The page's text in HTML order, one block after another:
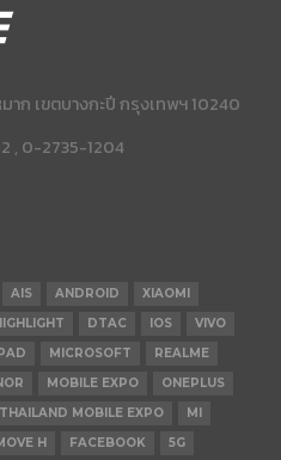
าก เขตบางกะปี กรุงเทพฯ 10240
, 0-2735-1204
AIS ANDROID
XIAOMI
DTAC IOS
VIVO
MICROSOFT
REALME
MOBILE EXPO
ONEPLUS
THAILAND MOBILE EXPO
MI
H FACEBOOK 5G